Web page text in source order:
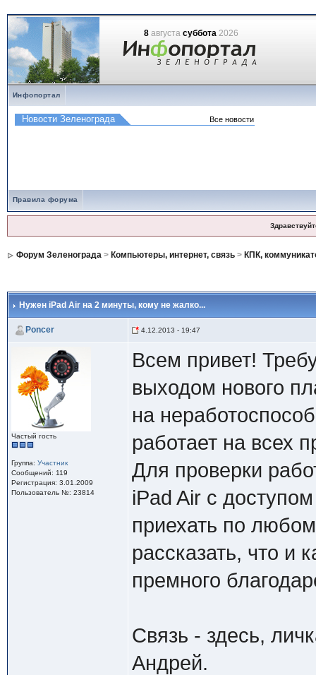
8августа суббота2026
Инфопортал
Правила форума
Форум Зеленограда> Компьютеры, интернет, связь> КПК,
Нужен iPad Air на 2 минуты, кому не жалко...
Poncer 4.12.2013 - 19:47
Частый гость
Группа: Участник
Сообщений: 119
Регистрация: 3.01.2009
Пользователь №: 23814
Всем привет!
выходом нового
на
работает на всех
Для проверки
iPad Air с
приехать по
рассказать, что и
премного
Связь - здесь,
Андрей.